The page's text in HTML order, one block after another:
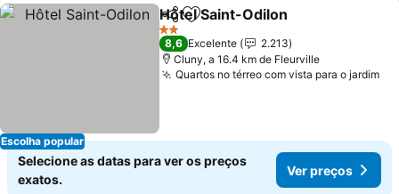
Escolha popular
PartilharAdicionar aos favoritos
Hôtel Saint-Odilon
2 Estrelas
8,6 Excelente
2.213
Cluny, a 16.4 km de Fleurville
Quartos no térreo com vista para o jardim
Selecione as datas para ver os preços
exatos.
Ver preços